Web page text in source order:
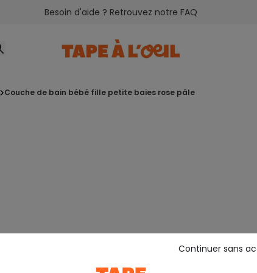
Besoin d'aide ? Retrouvez notre FAQ
couche de bain bébé fille petite baies rose pâle
Continuer sans